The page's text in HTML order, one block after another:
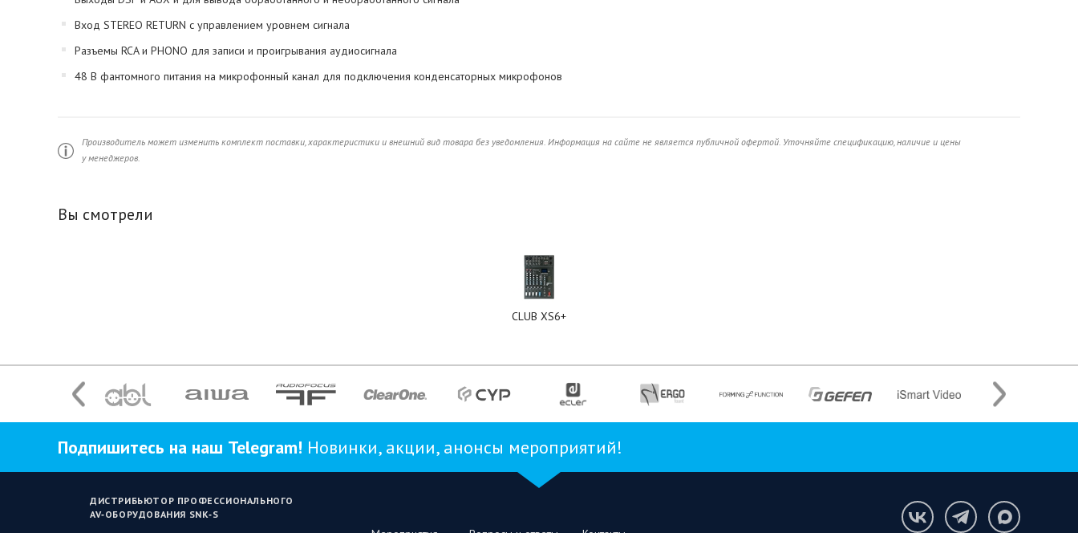
Вход STEREO RETURN с управлением уровнем сигнала
Разъемы RCA и PHONO для записи и проигрывания аудиосигнала
48 В фантомного питания на микрофонный канал для подключения конденсаторных микрофонов
Производитель может изменить комплект поставки, характеристики и внешний вид товара без уведомления. Информация на сайте не является публичной офертой. Уточняйте спецификацию, наличие и цены
у менеджеров.
Вы смотрели
CLUB XS6+
Подпишитесь на наш Telegram! Новинки, акции, анонсы мероприятий!
ДИСТРИБЬЮТОР ПРОФЕССИОНАЛЬНОГО
AV‑ОБОРУДОВАНИЯ SNK‑S